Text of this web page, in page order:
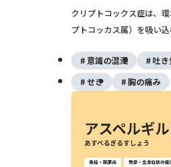
クリプトコックス症は、
プトコッカス属）を吸い
低い方では髄膜炎（ずい
合併症を起こすことがあり
と抗真菌薬による治療が大
意識の混濁 吐き
せき
胸の痛み